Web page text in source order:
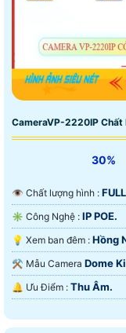
CameraVP-2220IP Chất
30%
👁 Chất lượng hình :
✳️ Công Nghệ : IP POE.
💡 Xem ban đêm : Hồng
⚒ Mẫu Camera Dome
️🔔 Ưu Điểm : Thu Âm.